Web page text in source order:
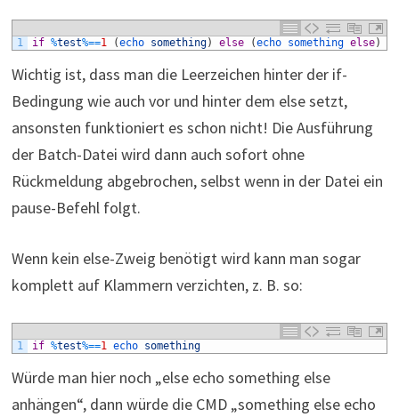
1 if %test%==1 (echo something) else (echo something else)
Wichtig ist, dass man die Leerzeichen hinter der if-
Bedingung wie auch vor und hinter dem else setzt,
ansonsten funktioniert es schon nicht! Die Ausführung
der Batch-Datei wird dann auch sofort ohne
Rückmeldung abgebrochen, selbst wenn in der Datei ein
pause-Befehl folgt.
Wenn kein else-Zweig benötigt wird kann man sogar
komplett auf Klammern verzichten, z. B. so:
1 if %test%==1 echo something
Würde man hier noch „else echo something else
anhängen“, dann würde die CMD „something else echo